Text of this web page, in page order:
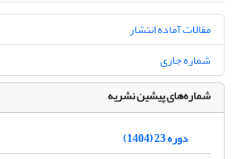
مقالات آماده انتشار
شماره جاری
شماره‌های پیشین نشریه
دوره 23 (1404)